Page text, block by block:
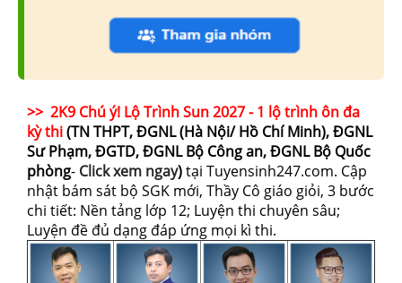
>> 2K9 Chú ý! Lộ Trình Sun 2027 - 1 lộ trình ôn đa
kỳ thi(TN THPT, ĐGNL (Hà Nội/ Hồ Chí Minh), ĐGNL
Sư Phạm, ĐGTD, ĐGNL Bộ Công an, ĐGNL Bộ Quốc
phòng- Click xem ngay)tại Tuyensinh247.com. Cập
nhật bám sát bộ SGK mới, Thầy Cô giáo giỏi, 3 bước
chi tiết: Nền tảng lớp 12; Luyện thi chuyên sâu;
Luyện đề đủ dạng đáp ứng mọi kì thi.